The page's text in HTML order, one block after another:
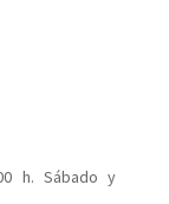
h. Sábado y